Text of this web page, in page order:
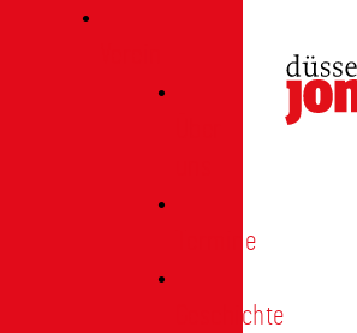
Termine
Geschichte